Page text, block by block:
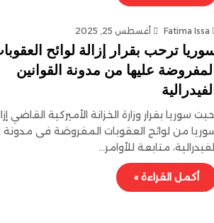
Fatima Issa أغسطس 25, 2025
ترحب بقرار إزالة لوائح
المفروضة عليها من مدونة القوانين
الفيدرالية
سوريا بقرار وزارة الخزانة الأميركية القاضي
من لوائح العقوبات المفروضة فى مدونة
متابعة للأوامر…
أكمل القراءة »